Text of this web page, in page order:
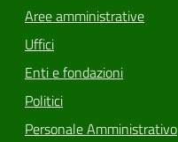
Aree amministrative
Uffici
Enti e fondazioni
Politici
Personale Amministrativo